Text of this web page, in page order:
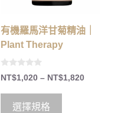
有機羅馬洋甘菊精油｜
Plant Therapy
0
oNT$1,020 – NT$1,820
選擇規格